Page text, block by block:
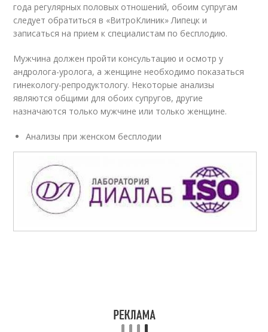
года регулярных половых отношений, обоим супругам
следует обратиться в «ВитроКлиник» Липецк и
записаться на прием к специалистам по бесплодию.
Мужчина должен пройти консультацию и осмотр у
андролога-уролога, а женщине необходимо показаться
гинекологу-репродуктологу. Некоторые анализы
являются общими для обоих супругов, другие
назначаются только мужчине или только женщине.
Анализы при женском бесплодии